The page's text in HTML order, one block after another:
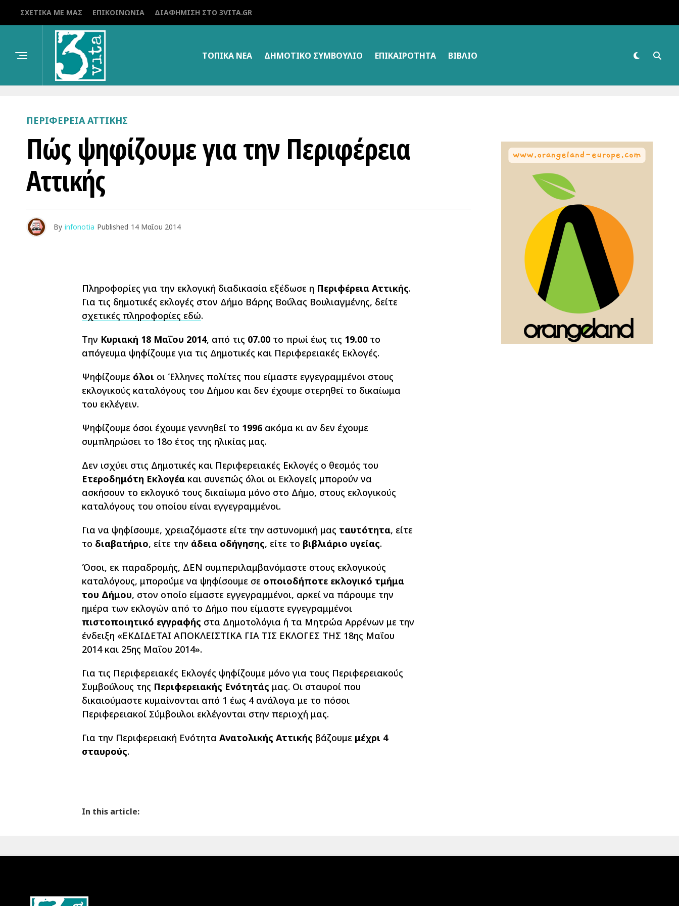
ΣΧΕΤΙΚΆ ΜΕ ΜΑΣ ΕΠΙΚΟΙΝΩΝΊΑ ΔΙΑΦΉΜΙΣΗ ΣΤΟ 3VITA.GR
ΤΟΠΙΚΑ ΝΕΑ ΔΗΜΟΤΙΚΌ ΣΥΜΒΟΎΛΙΟ ΕΠΙΚΑΙΡΌΤΗΤΑ ΒΙΒΛΊΟ
ΠΕΡΙΦΕΡΕΙΑ ΑΤΤΙΚΗΣ
Πώς ψηφίζουμε για την Περιφέρεια
Αττικής
By infonotia Published 14 Μαΐου 2014
Πληροφορίες για την εκλογική διαδικασία εξέδωσε η Περιφέρεια Αττικής.
Για τις δημοτικές εκλογές στον Δήμο Βάρης Βούλας Βουλιαγμένης, δείτε
σχετικές πληροφορίες εδώ.
Την Κυριακή 18 Μαΐου 2014, από τις 07.00 το πρωί έως τις 19.00 το
απόγευμα ψηφίζουμε για τις Δημοτικές και Περιφερειακές Εκλογές.
Ψηφίζουμε όλοι οι Έλληνες πολίτες που είμαστε εγγεγραμμένοι στους
εκλογικούς καταλόγους του Δήμου και δεν έχουμε στερηθεί το δικαίωμα
του εκλέγειν.
Ψηφίζουμε όσοι έχουμε γεννηθεί το 1996 ακόμα κι αν δεν έχουμε
συμπληρώσει το 18ο έτος της ηλικίας μας.
Δεν ισχύει στις Δημοτικές και Περιφερειακές Εκλογές ο θεσμός του
Ετεροδημότη Εκλογέα και συνεπώς όλοι οι Εκλογείς μπορούν να
ασκήσουν το εκλογικό τους δικαίωμα μόνο στο Δήμο, στους εκλογικούς
καταλόγους του οποίου είναι εγγεγραμμένοι.
Για να ψηφίσουμε, χρειαζόμαστε είτε την αστυνομική μας ταυτότητα, είτε
το διαβατήριο, είτε την άδεια οδήγησης, είτε το βιβλιάριο υγείας.
Όσοι, εκ παραδρομής, ΔΕΝ συμπεριλαμβανόμαστε στους εκλογικούς
καταλόγους, μπορούμε να ψηφίσουμε σε οποιοδήποτε εκλογικό τμήμα
του Δήμου, στον οποίο είμαστε εγγεγραμμένοι, αρκεί να πάρουμε την
ημέρα των εκλογών από το Δήμο που είμαστε εγγεγραμμένοι
πιστοποιητικό εγγραφής στα Δημοτολόγια ή τα Μητρώα Αρρένων με την
ένδειξη «ΕΚΔΙΔΕΤΑΙ ΑΠΟΚΛΕΙΣΤΙΚΑ ΓΙΑ ΤΙΣ ΕΚΛΟΓΕΣ ΤΗΣ 18ης Μαΐου
2014 και 25ης Μαΐου 2014».
Για τις Περιφερειακές Εκλογές ψηφίζουμε μόνο για τους Περιφερειακούς
Συμβούλους της Περιφερειακής Ενότητάς μας. Οι σταυροί που
δικαιούμαστε κυμαίνονται από 1 έως 4 ανάλογα με το πόσοι
Περιφερειακοί Σύμβουλοι εκλέγονται στην περιοχή μας.
Για την Περιφερειακή Ενότητα Ανατολικής Αττικής βάζουμε μέχρι 4
σταυρούς.
In this article: